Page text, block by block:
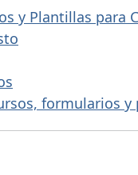
y Plantillas para
formularios y